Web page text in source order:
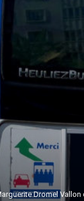
Dromel